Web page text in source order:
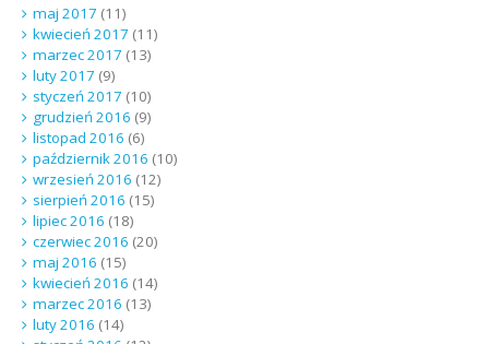
maj 2017 (11)
kwiecień 2017 (11)
marzec 2017 (13)
luty 2017 (9)
styczeń 2017 (10)
grudzień 2016 (9)
listopad 2016 (6)
październik 2016 (10)
wrzesień 2016 (12)
sierpień 2016 (15)
lipiec 2016 (18)
czerwiec 2016 (20)
maj 2016 (15)
kwiecień 2016 (14)
marzec 2016 (13)
luty 2016 (14)